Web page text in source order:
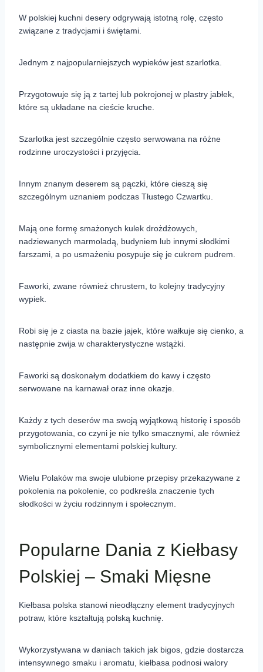
W polskiej kuchni desery odgrywają istotną rolę, często
związane z tradycjami i świętami.
Jednym z najpopularniejszych wypieków jest szarlotka.
Przygotowuje się ją z tartej lub pokrojonej w plastry jabłek,
które są układane na cieście kruche.
Szarlotka jest szczególnie często serwowana na różne
rodzinne uroczystości i przyjęcia.
Innym znanym deserem są pączki, które cieszą się
szczególnym uznaniem podczas Tłustego Czwartku.
Mają one formę smażonych kulek drożdżowych,
nadziewanych marmoladą, budyniem lub innymi słodkimi
farszami, a po usmażeniu posypuje się je cukrem pudrem.
Faworki, zwane również chrustem, to kolejny tradycyjny
wypiek.
Robi się je z ciasta na bazie jajek, które wałkuje się cienko, a
następnie zwija w charakterystyczne wstążki.
Faworki są doskonałym dodatkiem do kawy i często
serwowane na karnawał oraz inne okazje.
Każdy z tych deserów ma swoją wyjątkową historię i sposób
przygotowania, co czyni je nie tylko smacznymi, ale również
symbolicznymi elementami polskiej kultury.
Wielu Polaków ma swoje ulubione przepisy przekazywane z
pokolenia na pokolenie, co podkreśla znaczenie tych
słodkości w życiu rodzinnym i społecznym.
Popularne Dania z Kiełbasy
Polskiej – Smaki Mięsne
Kiełbasa polska stanowi nieodłączny element tradycyjnych
potraw, które kształtują polską kuchnię.
Wykorzystywana w daniach takich jak bigos, gdzie dostarcza
intensywnego smaku i aromatu, kiełbasa podnosi walory